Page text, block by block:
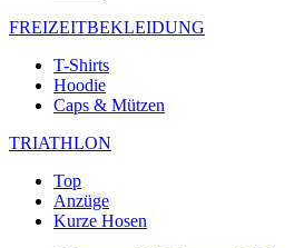
FREIZEITBEKLEIDUNG
T-Shirts
Hoodie
Caps & Mützen
TRIATHLON
Top
Anzüge
Kurze Hosen